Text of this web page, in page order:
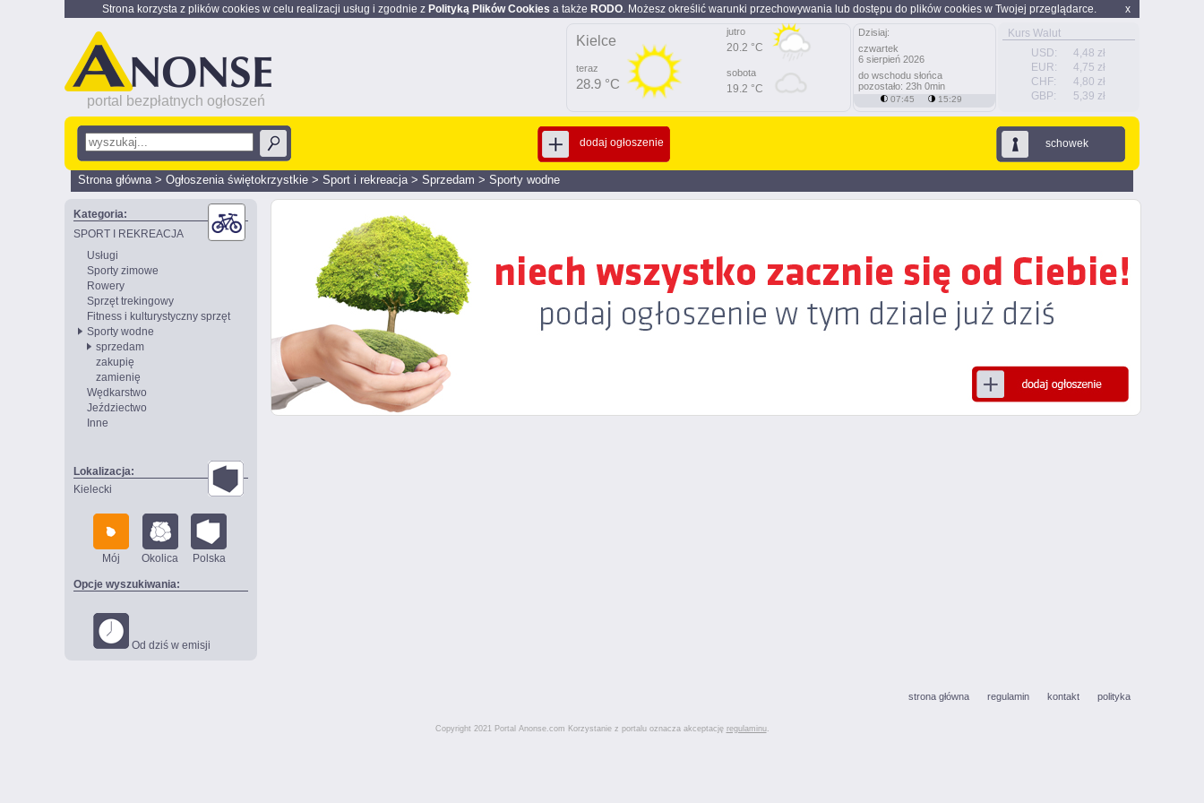
x
Strona korzysta z plików cookies w celu realizacji usług i zgodnie z Polityką Plików Cookies a także RODO. Możesz określić warunki przechowywania lub dostępu do plików cookies w Twojej przeglądarce.
portal bezpłatnych ogłoszeń
Kurs Walut
USD:
4,48 zł
EUR:
4,75 zł
CHF:
4,80 zł
GBP:
5,39 zł
Kielce
teraz
28.9 °C
jutro
20.2 °C
sobota
19.2 °C
Dzisiaj:
czwartek
6 sierpień 2026
do wschodu słońca
pozostało: 23h 0min
07:45 15:29
schowek
dodaj ogłoszenie
Strona główna> Ogłoszenia świętokrzystkie > Sport i rekreacja> Sprzedam > Sporty wodne
Kategoria:
SPORT I REKREACJA
Usługi
Sporty zimowe
Rowery
Sprzęt trekingowy
Fitness i kulturystyczny sprzęt
Sporty wodne
sprzedam
zakupię
zamienię
Wędkarstwo
Jeździectwo
Inne
Lokalizacja:
Kielecki
Mój Okolica Polska
Opcje wyszukiwania:
Od dziś w emisji
strona główna regulamin kontakt polityka
Copyright 2021 Portal Anonse.com Korzystanie z portalu oznacza akceptację regulaminu.